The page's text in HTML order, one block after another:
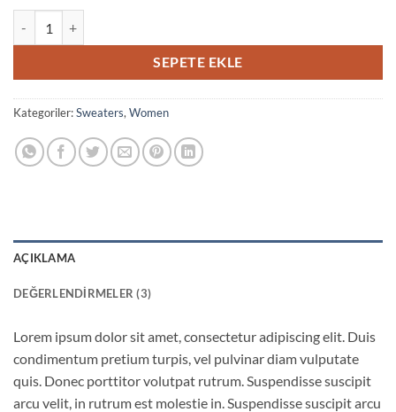
SEPETE EKLE
Kategoriler:Sweaters, Women
AÇIKLAMA
DEĞERLENDIRMELER (3)
Lorem ipsum dolor sit amet, consectetur adipiscing elit. Duis
condimentum pretium turpis, vel pulvinar diam vulputate
quis. Donec porttitor volutpat rutrum. Suspendisse suscipit
arcu velit, in rutrum est molestie in. Suspendisse suscipit arcu